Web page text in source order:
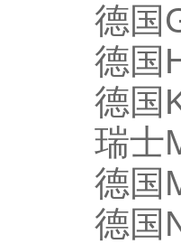
德国
德国
德国
瑞士
德国
德国